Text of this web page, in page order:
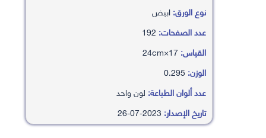
نوع الورق:ابيض
عدد الصفحات:
القياس:
الوزن:
عدد ألوان الطباعة: لون واحد
تاريخ الإصدار: